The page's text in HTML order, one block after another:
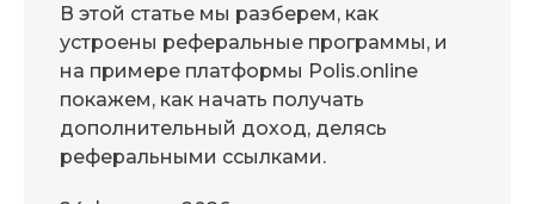
В этой статье мы разберем, как
устроены реферальные программы, и
на примере платформы Polis.online
покажем, как начать получать
дополнительный доход, делясь
реферальными ссылками.